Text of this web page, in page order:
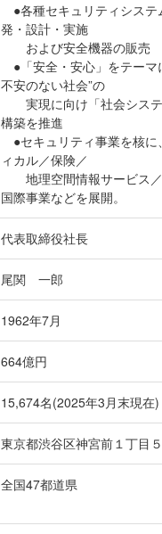
●各種セキュリティシステ
発・設計・実施
および安全機器の販売
●「安全・安心」をテーマ
不安のない社会”の
実現に向け「社会シス
構築を推進
●セキュリティ事業を核に
ィカル／保険／
地理空間情報サービス／
国際事業などを展開。
代表取締役社長
尾関 一郎
1962年7月
664億円
15,674名(2025年3月末現在)
東京都渋谷区神宮前１丁目
全国47都道県